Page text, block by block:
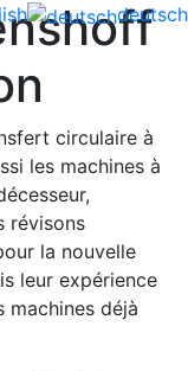
deutsch
circulaire à
les machines à
révisons
la nouvelle
leur expérience
machines déjà